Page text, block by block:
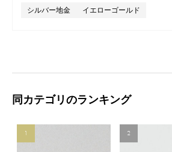
シルバー地金 イエローゴールド
同カテゴリのランキング
1 2